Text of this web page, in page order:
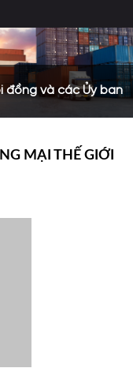
đồng và các Ủy ban
MẠI THẾ GIỚI